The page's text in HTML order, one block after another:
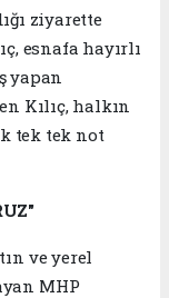
ziyarette
esnafa hayırlı
yapan
Kılıç, halkın
tek tek not
ve yerel
MHP